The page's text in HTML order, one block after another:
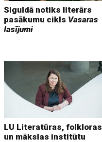
Siguldā notiks literārs
pasākumu cikls Vasaras
lasījumi
LU Literatūras, folkloras
un mākslas institūtu